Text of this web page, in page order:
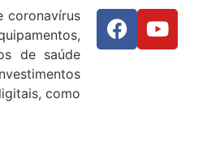
coronavírus
de saúde
como